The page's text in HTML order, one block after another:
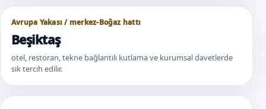
Avrupa Yakası / merkez-Boğaz hattı
Beşiktaş
otel, restoran, tekne bağlantılı kutlama ve kurumsal davetlerde
sık tercih edilir.